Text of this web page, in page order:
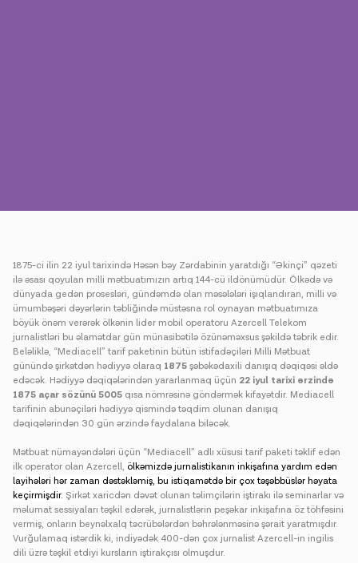
1875-ci ilin 22 iyul tarixində Həsən bəy Zərdabinin yaratdığı “Əkinçi” qəzeti
ilə əsası qoyulan milli mətbuatımızın artıq 144-cü ildönümüdür. Ölkədə və
dünyada gedən prosesləri, gündəmdə olan məsələləri işıqlandıran, milli və
ümumbəşəri dəyərlərin təbliğində müstəsna rol oynayan mətbuatımıza
böyük önəm verərək ölkənin lider mobil operatoru Azercell Telekom
jurnalistləri bu əlamətdar gün münasibətilə özünəməxsus şəkildə təbrik edir.
Beləliklə, “Mediacell” tarif paketinin bütün istifadəçiləri Milli Mətbuat
günündə şirkətdən hədiyyə olaraq 1875 şəbəkədaxili danışıq dəqiqəsi əldə
edəcək. Hədiyyə dəqiqələrindən yararlanmaq üçün 22 iyul tarixi ərzində
1875 açar sözünü 5005 qısa nömrəsinə göndərmək kifayətdir. Mediacell
tarifinin abunəçiləri hədiyyə qismində təqdim olunan danışıq
dəqiqələrindən 30 gün ərzində faydalana biləcək.
Mətbuat nümayəndələri üçün “Mediacell” adlı xüsusi tarif paketi təklif edən
ilk operator olan Azercell, ölkəmizdə jurnalistikanın inkişafına yardım edən
layihələri hər zaman dəstəkləmiş, bu istiqamətdə bir çox təşəbbüslər həyata
keçirmişdir. Şirkət xaricdən dəvət olunan təlimçilərin iştirakı ilə seminarlar və
məlumat sessiyaları təşkil edərək, jurnalistlərin peşəkar inkişafına öz töhfəsini
vermiş, onların beynəlxalq təcrübələrdən bəhrələnməsinə şərait yaratmışdır.
Vurğulamaq istərdik ki, indiyədək 400-dən çox jurnalist Azercell-in ingilis
dili üzrə təşkil etdiyi kursların iştirakçısı olmuşdur.